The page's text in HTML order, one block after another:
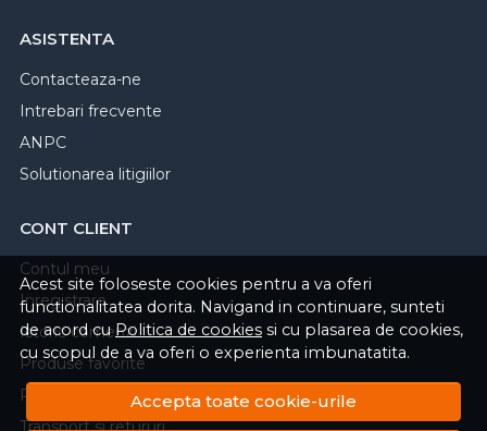
Acest site foloseste cookies pentru a va oferi
functionalitatea dorita. Navigand in continuare, sunteti
de acord cuPolitica de cookies si cu plasarea de cookies,
cu scopul de a va oferi o experienta imbunatatita.
Accepta toate cookie-urile
ASISTENTA
Contacteaza-ne
Intrebari frecvente
ANPC
Solutionarea litigiilor
CONT CLIENT
Contul meu
Inregistrare
Istoric comenzi
Produse favorite
Politica de returnare
Transport si retururi